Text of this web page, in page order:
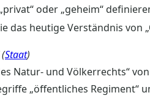
oder „geheim“
das heutige Verständnis von
Staat)
Natur- und Völkerrechts“
„öffentliches Regiment“